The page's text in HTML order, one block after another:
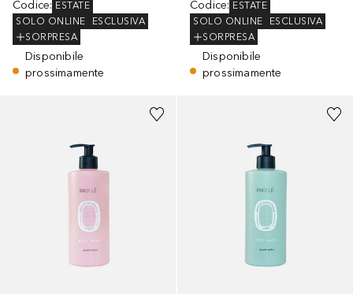
Codice: ESTATE
SOLO ONLINE
ESCLUSIVA
SORPRESA
Disponibile
prossimamente
Codice: ESTATE
SOLO ONLINE
ESCLUSIVA
SORPRESA
Disponibile
prossimamente